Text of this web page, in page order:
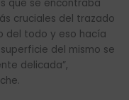
que se encontraba
cruciales del trazado
del todo y eso hacía
del mismo se
delicada”,